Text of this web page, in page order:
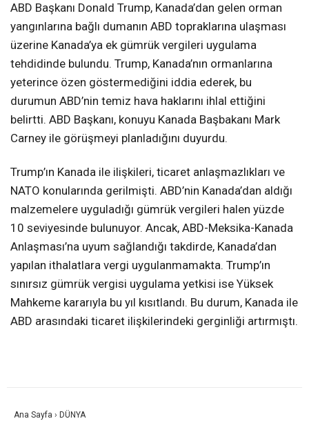
ABD Başkanı Donald Trump, Kanada’dan gelen orman
yangınlarına bağlı dumanın ABD topraklarına ulaşması
üzerine Kanada’ya ek gümrük vergileri uygulama
tehdidinde bulundu. Trump, Kanada’nın ormanlarına
yeterince özen göstermediğini iddia ederek, bu
durumun ABD’nin temiz hava haklarını ihlal ettiğini
belirtti. ABD Başkanı, konuyu Kanada Başbakanı Mark
Carney ile görüşmeyi planladığını duyurdu.
Trump’ın Kanada ile ilişkileri, ticaret anlaşmazlıkları ve
NATO konularında gerilmişti. ABD’nin Kanada’dan aldığı
malzemelere uyguladığı gümrük vergileri halen yüzde
10 seviyesinde bulunuyor. Ancak, ABD-Meksika-Kanada
Anlaşması’na uyum sağlandığı takdirde, Kanada’dan
yapılan ithalatlara vergi uygulanmamakta. Trump’ın
sınırsız gümrük vergisi uygulama yetkisi ise Yüksek
Mahkeme kararıyla bu yıl kısıtlandı. Bu durum, Kanada ile
ABD arasındaki ticaret ilişkilerindeki gerginliği artırmıştı.
Ana Sayfa › DÜNYA